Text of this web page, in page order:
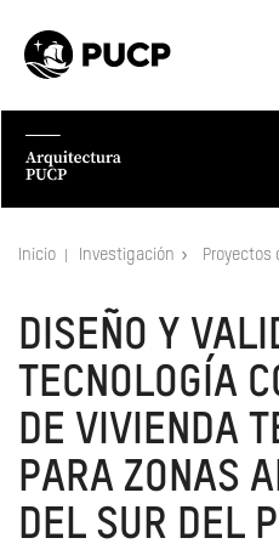
Inicio Investigación Proyectos
DISEÑO Y
TECNOLOGÍA
DE VIVIENDA
PARA ZONAS
DEL SUR DEL